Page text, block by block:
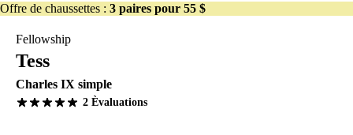
Offre de chaussettes : 3 paires pour 55 $
Fellowship
Tess
Charles IX simple
2 Èvaluations